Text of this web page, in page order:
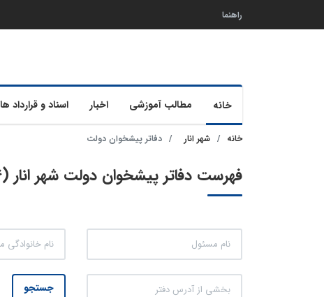
راهنما
خانه مطالب آموزشی اخبار اسناد و قرارداد ها
خانه شهر انار دفاتر پیشخوان دولت
فهرست دفاتر پیشخوان دولت شهر انار (4 مورد)
جستجو